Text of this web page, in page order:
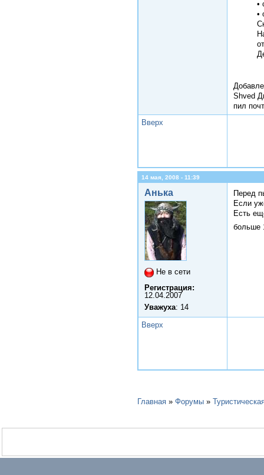
•
•
Shved
пил
Вверх
14 мая, 2008 - 11:39
Анька
Не в сети
Регистрация:
12.04.2007
Уважуха: 14
Перед
Если
Есть
больше
Вверх
Главная » Форумы »